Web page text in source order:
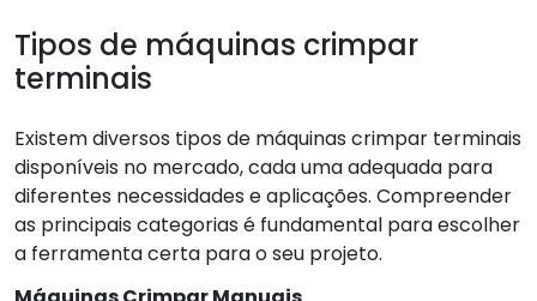
Tipos de máquinas crimpar
terminais
Existem diversos tipos de máquinas crimpar terminais
disponíveis no mercado, cada uma adequada para
diferentes necessidades e aplicações. Compreender
as principais categorias é fundamental para escolher
a ferramenta certa para o seu projeto.